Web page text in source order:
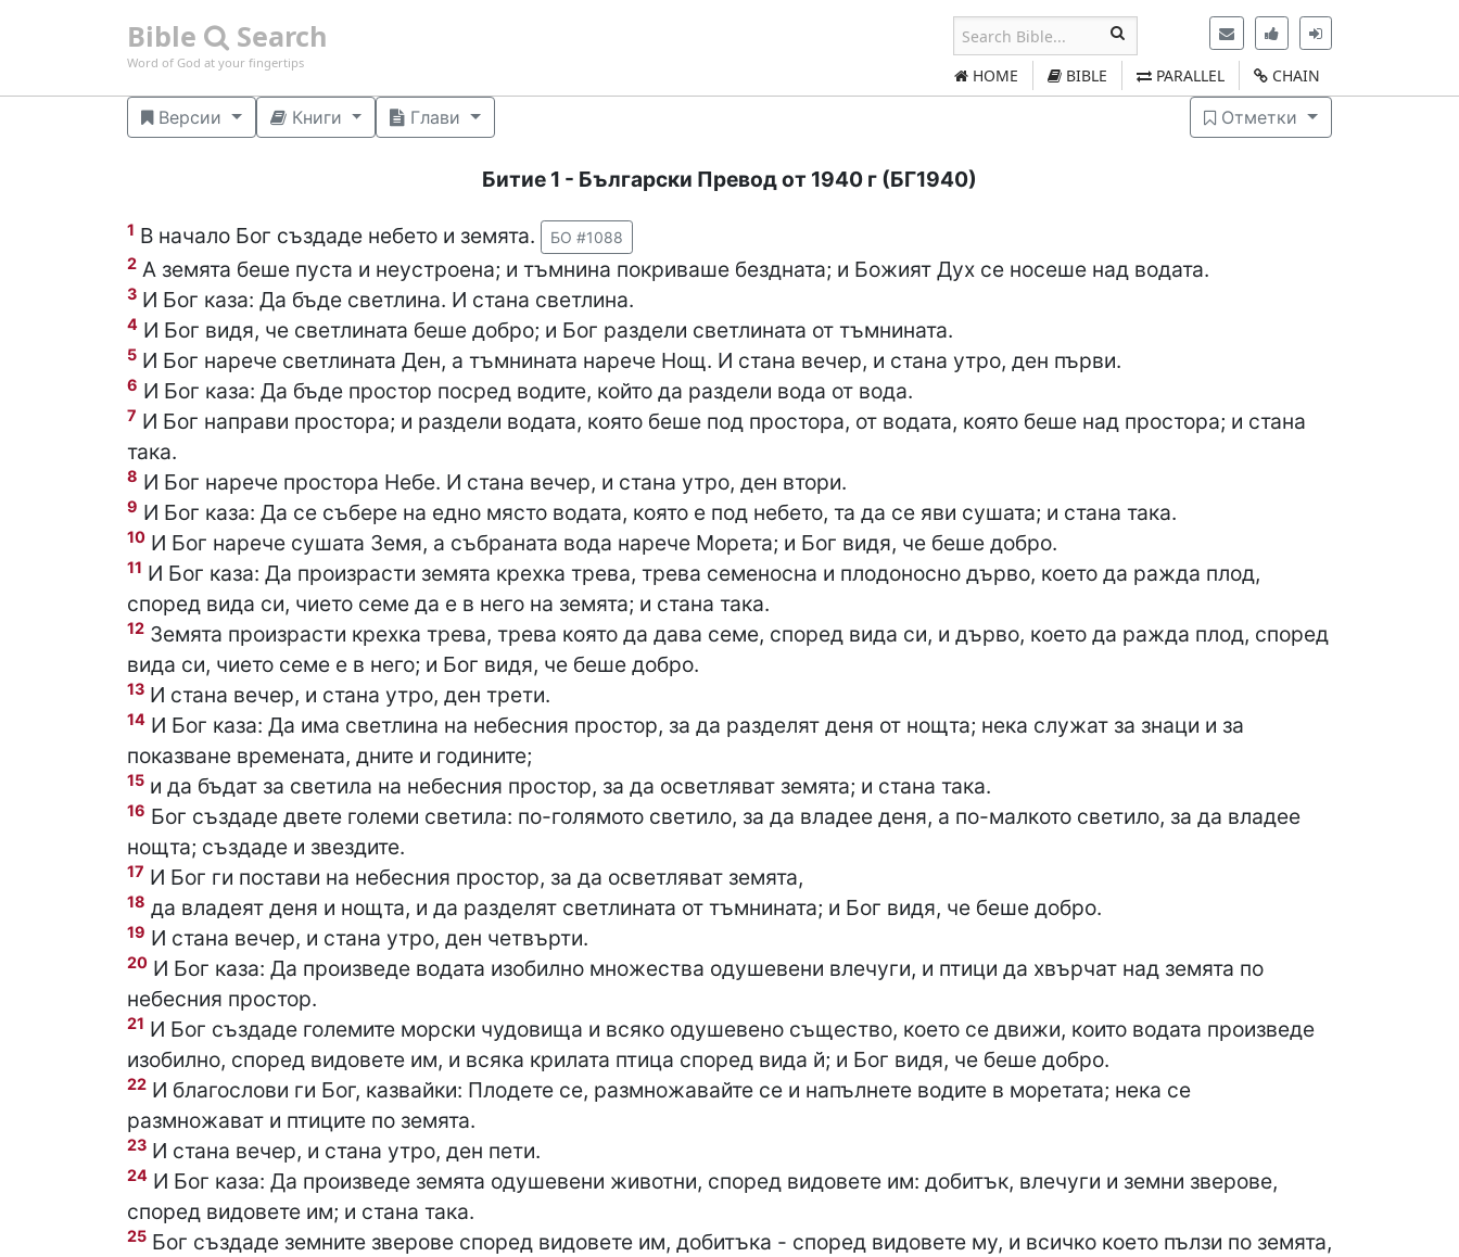
Bible Search
Word of God at your fingertips
HOME BIBLE PARALLEL CHAIN
Версии Книги Глави Отметки
Битие 1 - Български Превод от 1940 г (БГ1940)
1 В начало Бог създаде небето и земята.
БО #1088
2 А земята беше пуста и неустроена; и тъмнина покриваше бездната; и Божият Дух се носеше над водата.
3 И Бог каза: Да бъде светлина. И стана светлина.
4 И Бог видя, че светлината беше добро; и Бог раздели светлината от тъмнината.
5 И Бог нарече светлината Ден, а тъмнината нарече Нощ. И стана вечер, и стана утро, ден първи.
6 И Бог каза: Да бъде простор посред водите, който да раздели вода от вода.
7 И Бог направи простора; и раздели водата, която беше под простора, от водата, която беше над простора; и стана
така.
8 И Бог нарече простора Небе. И стана вечер, и стана утро, ден втори.
9 И Бог каза: Да се събере на едно място водата, която е под небето, та да се яви сушата; и стана така.
10 И Бог нарече сушата Земя, а събраната вода нарече Морета; и Бог видя, че беше добро.
11 И Бог каза: Да произрасти земята крехка трева, трева семеносна и плодоносно дърво, което да ражда плод,
според вида си, чието семе да е в него на земята; и стана така.
12 Земята произрасти крехка трева, трева която да дава семе, според вида си, и дърво, което да ражда плод, според
вида си, чието семе е в него; и Бог видя, че беше добро.
13 И стана вечер, и стана утро, ден трети.
14 И Бог каза: Да има светлина на небесния простор, за да разделят деня от нощта; нека служат за знаци и за
показване времената, дните и годините;
15 и да бъдат за светила на небесния простор, за да осветляват земята; и стана така.
16 Бог създаде двете големи светила: по-голямото светило, за да владее деня, а по-малкото светило, за да владее
нощта; създаде и звездите.
17 И Бог ги постави на небесния простор, за да осветляват земята,
18 да владеят деня и нощта, и да разделят светлината от тъмнината; и Бог видя, че беше добро.
19 И стана вечер, и стана утро, ден четвърти.
20 И Бог каза: Да произведе водата изобилно множества одушевени влечуги, и птици да хвърчат над земята по
небесния простор.
21 И Бог създаде големите морски чудовища и всяко одушевено същество, което се движи, които водата произведе
изобилно, според видовете им, и всяка крилата птица според вида й; и Бог видя, че беше добро.
22 И благослови ги Бог, казвайки: Плодете се, размножавайте се и напълнете водите в моретата; нека се
размножават и птиците по земята.
23 И стана вечер, и стана утро, ден пети.
24 И Бог каза: Да произведе земята одушевени животни, според видовете им: добитък, влечуги и земни зверове,
според видовете им; и стана така.
25 Бог създаде земните зверове според видовете им, добитъка - според видовете му, и всичко което пълзи по земята,